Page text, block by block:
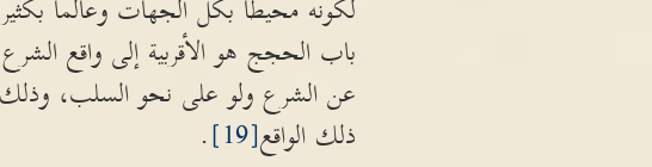
لكونه محيطاً بكل الجهات وعالماً
باب الحجج هو الأقربية إلى واقع
عن الشرع ولو على نحو السلب،
ذلك الواقع[19]
.